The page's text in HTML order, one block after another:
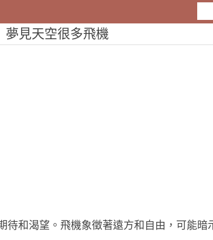
夢見天空很多飛機
待和渴望。飛機象徵著遠方和自由，可能暗